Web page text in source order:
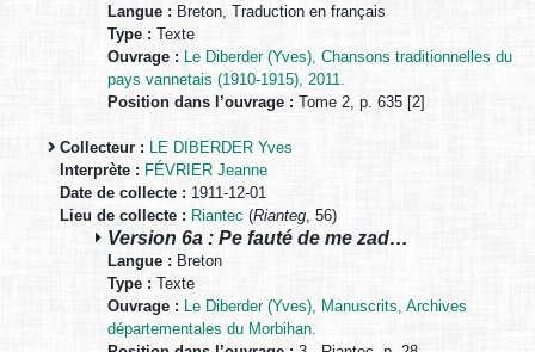
Langue : Breton, Traduction en français
Type : Texte
Ouvrage : Le Diberder (Yves), Chansons traditionnelles du
pays vannetais (1910-1915), 2011.
Position dans l’ouvrage : Tome 2, p. 635 [2]
Collecteur : LE DIBERDER Yves
Interprète : FÉVRIER Jeanne
Date de collecte : 1911-12-01
Lieu de collecte : Riantec (Rianteg , 56)
Version 6a : Pe fauté de me zad…
Langue : Breton
Type : Texte
Ouvrage : Le Diberder (Yves), Manuscrits, Archives
départementales du Morbihan.